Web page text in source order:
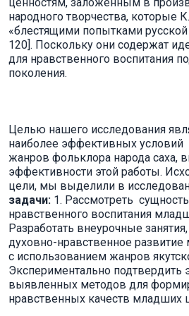
народного творчества, которые
«блестящими попытками русской
120]. Поскольку они содержат
для нравственного воспитания
поколения.
Целью нашего исследования
наиболее эффективных условий
жанров фольклора народа саха,
эффективности этой работы.
цели, мы выделили в
задачи: 1. Рассмотреть
нравственного воспитания
Разработать внеурочные
духовно-нравственное
с использованием жанров
Экспериментально подтвердить
выявленных методов для
нравственных качеств младших